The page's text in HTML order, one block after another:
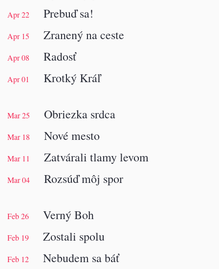
Apr 22 Prebuď sa!
Apr 15 Zranený na ceste
Apr 08 Radosť
Apr 01 Krotký Kráľ
Mar 25 Obriezka srdca
Mar 18 Nové mesto
Mar 11 Zatvárali tlamy levom
Mar 04 Rozsúď môj spor
Feb 26 Verný Boh
Feb 19 Zostali spolu
Feb 12 Nebudem sa báť